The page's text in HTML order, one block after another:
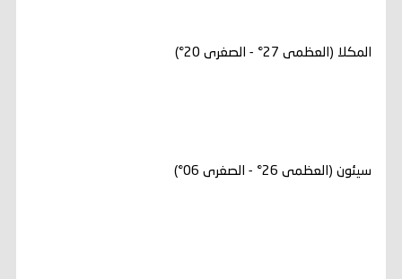
المكلا (العظمى 27° - الصغرى 20°)
سيئون (العظمى 26° - الصغرى 06°)